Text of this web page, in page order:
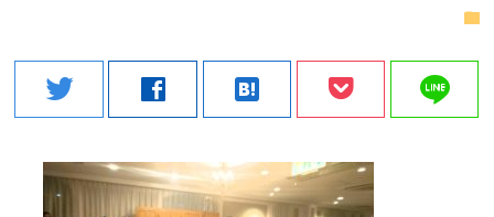
folder
twitter facebook hatenabookmark line